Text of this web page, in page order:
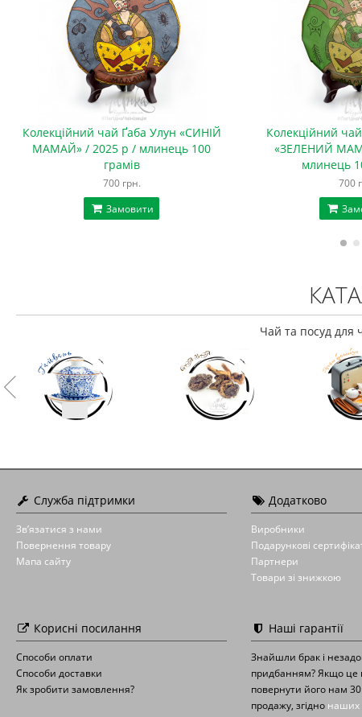
Колекційний чай Ґаба Улун «СИНІЙ
МАМАЙ» / 2025 р / млинець 100
грамів
700 грн.
Замовити
Колекційний
«ЗЕЛЕНИЙ
млинець
700
Чай та посуд для
Служба підтримки
Зв’язатися з нами
Повернення товару
Мапа сайту
Додатково
Виробники
Подарункові
Партнери
Товари зі знижкою
Корисні посилання
Способи оплати
Способи доставки
Як зробити замовлення?
Наші гарантії
Знайшли брак і
придбанням? Якщо це
повернути його нам 30
продажу, згідно наших